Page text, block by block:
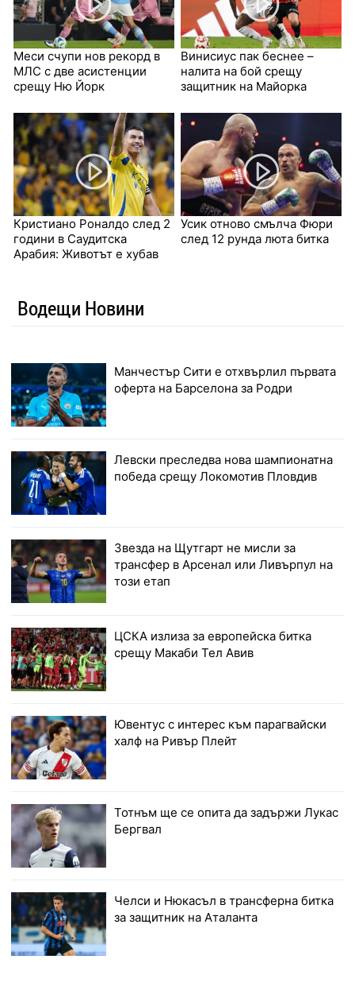
Меси счупи нов рекорд в
МЛС с две асистенции
срещу Ню Йорк
Винисиус пак беснее –
налита на бой срещу
защитник на Майорка
Кристиано Роналдо след 2
години в Саудитска
Арабия: Животът е хубав
Усик отново смълча Фюри
след 12 рунда люта битка
Водещи Новини
Манчестър Сити е отхвърлил първата
оферта на Барселона за Родри
Левски преследва нова шампионатна
победа срещу Локомотив Пловдив
Звезда на Щутгарт не мисли за
трансфер в Арсенал или Ливърпул на
този етап
ЦСКА излиза за европейска битка
срещу Макаби Тел Авив
Ювентус с интерес към парагвайски
халф на Ривър Плейт
Тотнъм ще се опита да задържи Лукас
Бергвал
Челси и Нюкасъл в трансферна битка
за защитник на Аталанта